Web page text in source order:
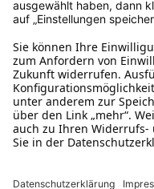
Ruf uns an
04942-60 64 080
Schreibe uns
verkauf@schecker.de
WhatsApp Support